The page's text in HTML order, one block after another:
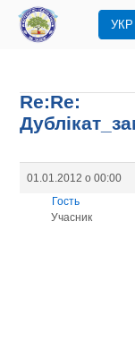
УКР
Re:Re:
01.01.2012 о 00:00
Гость
Учасник